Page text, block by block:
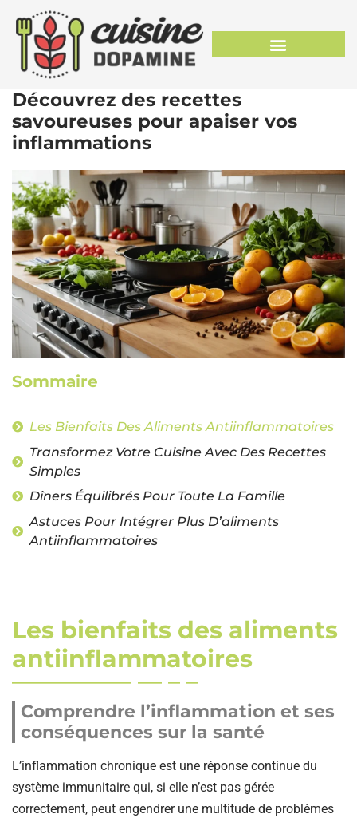
Découvrez des recettes
savoureuses pour apaiser vos
inflammations
Sommaire
Les Bienfaits Des Aliments Antiinflammatoires
Transformez Votre Cuisine Avec Des Recettes
Simples
Dîners Équilibrés Pour Toute La Famille
Astuces Pour Intégrer Plus D’aliments
Antiinflammatoires
Les bienfaits des aliments
antiinflammatoires
Comprendre l’inflammation et ses
conséquences sur la santé
L’inflammation chronique est une réponse continue du
système immunitaire qui, si elle n’est pas gérée
correctement, peut engendrer une multitude de problèmes